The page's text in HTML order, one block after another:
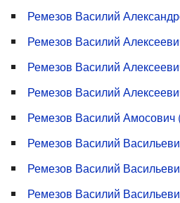
Ремезов Василий
Ремезов Василий
Ремезов Василий
Ремезов Василий
Ремезов Василий Амосович
Ремезов Василий
Ремезов Василий
Ремезов Василий